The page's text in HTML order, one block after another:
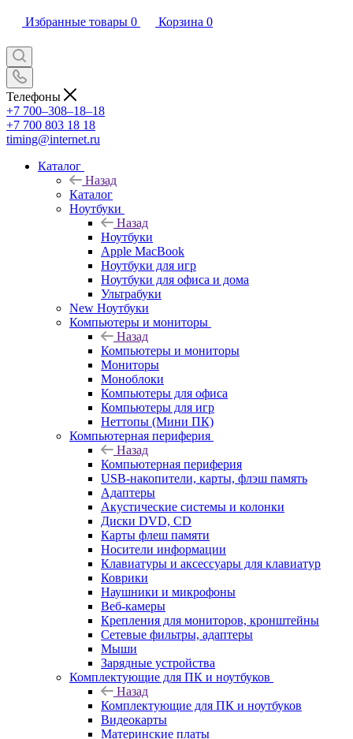
Избранные товары 0 Корзина 0
Телефоны
+7 700‒308‒18‒18
+7 700 803 18 18
timing@internet.ru
Каталог
Назад
Каталог
Ноутбуки
Назад
Ноутбуки
Apple MacBook
Ноутбуки для игр
Ноутбуки для офиса и дома
Ультрабуки
New Ноутбуки
Компьютеры и мониторы
Назад
Компьютеры и мониторы
Мониторы
Моноблоки
Компьютеры для офиса
Компьютеры для игр
Неттопы (Мини ПК)
Компьютерная периферия
Назад
Компьютерная периферия
USB-накопители, карты, флэш память
Адаптеры
Акустические системы и колонки
Диски DVD, CD
Карты флеш памяти
Носители информации
Клавиатуры и аксессуары для клавиатур
Коврики
Наушники и микрофоны
Веб-камеры
Крепления для мониторов, кронштейны
Сетевые фильтры, адаптеры
Мыши
Зарядные устройства
Комплектующие для ПК и ноутбуков
Назад
Комплектующие для ПК и ноутбуков
Видеокарты
Материнские платы